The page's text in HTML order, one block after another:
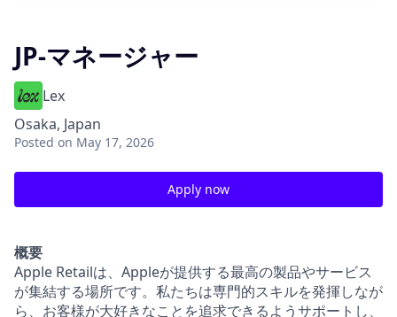
JP-マネージャー
Lex
Osaka, Japan
Posted on May 17, 2026
Apply now
概要
Apple Retailは、Appleが提供する最高の製品やサービス
が集結する場所です。私たちは専門的スキルを発揮しなが
ら、お客様が大好きなことを追求できるようサポートし、